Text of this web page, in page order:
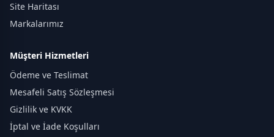
Site Haritası
Markalarımız
Müşteri Hizmetleri
Ödeme ve Teslimat
Mesafeli Satış Sözleşmesi
Gizlilik ve KVKK
İptal ve İade Koşulları